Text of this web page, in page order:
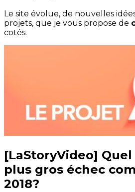
Le site évolue, de nouvelles
projets, que je vous propose de
cotés.
[LaStoryVideo]
plus gros échec
2018?